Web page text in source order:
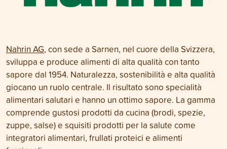
Nahrin AG, con sede a Sarnen, nel cuore della Svizzera,
sviluppa e produce alimenti di alta qualità con tanto
sapore dal 1954. Naturalezza, sostenibilità e alta qualità
giocano un ruolo centrale. Il risultato sono specialità
alimentari salutari e hanno un ottimo sapore. La gamma
comprende gustosi prodotti da cucina (brodi, spezie,
zuppe, salse) e squisiti prodotti per la salute come
integratori alimentari, frullati proteici e alimenti